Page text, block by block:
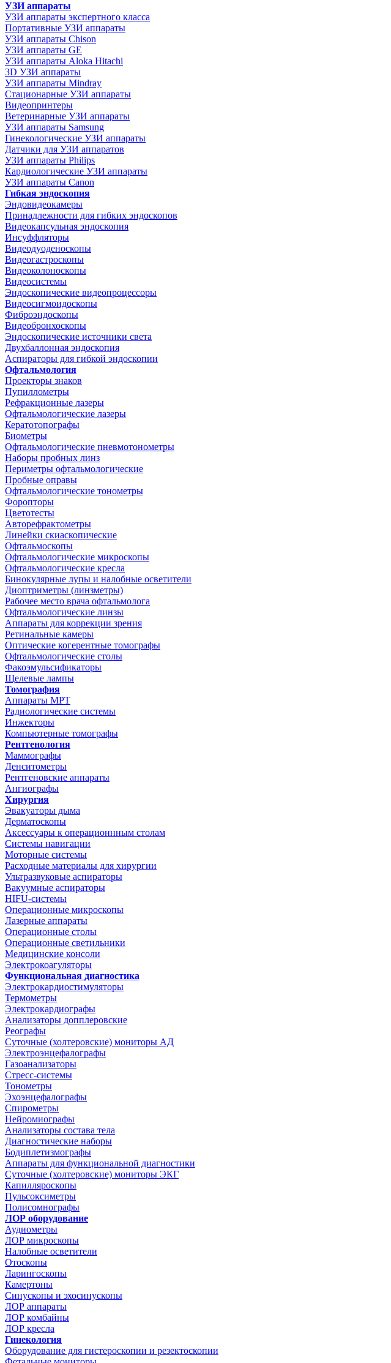
УЗИ аппараты
УЗИ аппараты экспертного класса
Портативные УЗИ аппараты
УЗИ аппараты Chison
УЗИ аппараты GE
УЗИ аппараты Aloka Hitachi
3D УЗИ аппараты
УЗИ аппараты Mindray
Стационарные УЗИ аппараты
Видеопринтеры
Ветеринарные УЗИ аппараты
УЗИ аппараты Samsung
Гинекологические УЗИ аппараты
Датчики для УЗИ аппаратов
УЗИ аппараты Philips
Кардиологические УЗИ аппараты
УЗИ аппараты Canon
Гибкая эндоскопия
Эндовидеокамеры
Принадлежности для гибких эндоскопов
Видеокапсульная эндоскопия
Инсуффляторы
Видеодуоденоскопы
Видеогастроскопы
Видеоколоноскопы
Видеосистемы
Эндоскопические видеопроцессоры
Видеосигмоидоскопы
Фиброэндоскопы
Видеобронхоскопы
Эндоскопические источники света
Двухбаллонная эндоскопия
Аспираторы для гибкой эндоскопии
Офтальмология
Проекторы знаков
Пупиллометры
Рефракционные лазеры
Офтальмологические лазеры
Кератотопографы
Биометры
Офтальмологические пневмотонометры
Наборы пробных линз
Периметры офтальмологические
Пробные оправы
Офтальмологические тонометры
Форопторы
Цветотесты
Авторефрактометры
Линейки скиаскопические
Офтальмоскопы
Офтальмологические микроскопы
Офтальмологические кресла
Бинокулярные лупы и налобные осветители
Диоптриметры (линзметры)
Рабочее место врача офтальмолога
Офтальмологические линзы
Аппараты для коррекции зрения
Ретинальные камеры
Оптические когерентные томографы
Офтальмологические столы
Факоэмульсификаторы
Щелевые лампы
Томография
Аппараты МРТ
Радиологические системы
Инжекторы
Компьютерные томографы
Рентгенология
Маммографы
Денситометры
Рентгеновские аппараты
Ангиографы
Хирургия
Эвакуаторы дыма
Дерматоскопы
Аксессуары к операционнным столам
Системы навигации
Моторные системы
Расходные материалы для хирургии
Ультразвуковые аспираторы
Вакуумные аспираторы
HIFU-системы
Операционные микроскопы
Лазерные аппараты
Операционные столы
Операционные светильники
Медицинские консоли
Электрокоагуляторы
Функциональная диагностика
Электрокардиостимуляторы
Термометры
Электрокардиографы
Анализаторы допплеровские
Реографы
Суточные (холтеровские) мониторы АД
Электроэнцефалографы
Газоанализаторы
Стресс-системы
Тонометры
Эхоэнцефалографы
Спирометры
Нейромиографы
Анализаторы состава тела
Диагностические наборы
Бодиплетизмографы
Аппараты для функциональной диагностики
Суточные (холтеровские) мониторы ЭКГ
Капилляроскопы
Пульсоксиметры
Полисомнографы
ЛОР оборудование
Аудиометры
ЛОР микроскопы
Налобные осветители
Отоскопы
Ларингоскопы
Камертоны
Синускопы и эхосинускопы
ЛОР аппараты
ЛОР комбайны
ЛОР кресла
Гинекология
Оборудование для гистероскопии и резектоскопии